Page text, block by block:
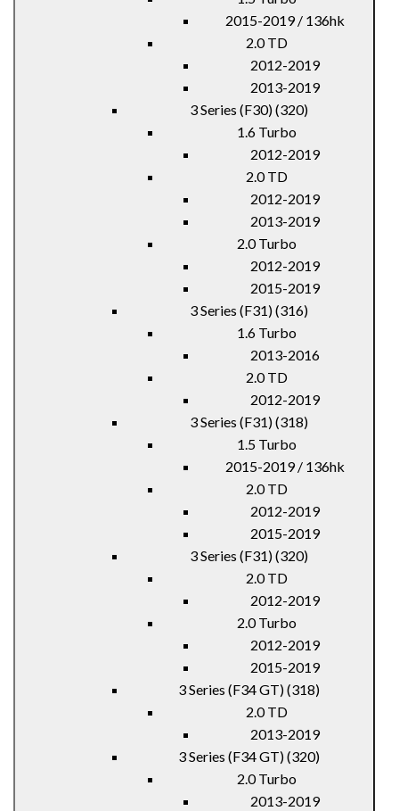
2015-2019 / 136hk
2.0 TD
2012-2019
2013-2019
3 Series (F30) (320)
1.6 Turbo
2012-2019
2.0 TD
2012-2019
2013-2019
2.0 Turbo
2012-2019
2015-2019
3 Series (F31) (316)
1.6 Turbo
2013-2016
2.0 TD
2012-2019
3 Series (F31) (318)
1.5 Turbo
2015-2019 / 136hk
2.0 TD
2012-2019
2015-2019
3 Series (F31) (320)
2.0 TD
2012-2019
2.0 Turbo
2012-2019
2015-2019
3 Series (F34 GT) (318)
2.0 TD
2013-2019
3 Series (F34 GT) (320)
2.0 Turbo
2013-2019